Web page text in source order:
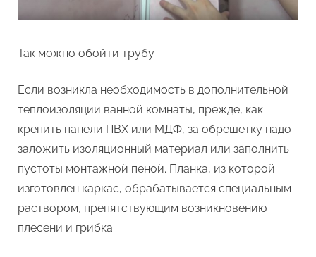
Так можно обойти трубу
Если возникла необходимость в дополнительной
теплоизоляции ванной комнаты, прежде, как
крепить панели ПВХ или МДФ, за обрешетку надо
заложить изоляционный материал или заполнить
пустоты монтажной пеной. Планка, из которой
изготовлен каркас, обрабатывается специальным
раствором, препятствующим возникновению
плесени и грибка.